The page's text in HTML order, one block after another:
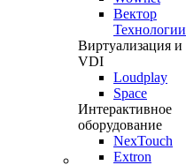
Вектор
Технологии
Виртуализация и
VDI
Loudplay
Space
Интерактивное
оборудование
NexTouch
Extron